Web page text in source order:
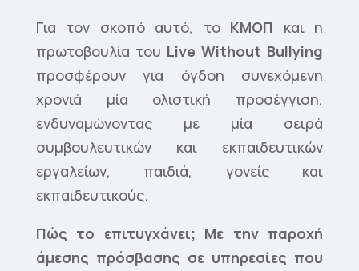
Για τον σκοπό αυτό, το ΚΜΟΠ και η
πρωτοβουλία του Live Without Bullying
προσφέρουν για όγδοη συνεχόμενη
χρονιά μία ολιστική προσέγγιση,
ενδυναμώνοντας με μία σειρά
συμβουλευτικών και εκπαιδευτικών
εργαλείων, παιδιά, γονείς και
εκπαιδευτικούς.
Πώς το επιτυγχάνει; Με την παροχή
άμεσης πρόσβασης σε υπηρεσίες που